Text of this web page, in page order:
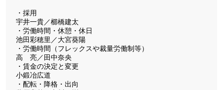
・採用
宇井一貴／櫛橋建太
・労働時間・休憩・休日
池田彩穂里／大宮葵陽
・労働時間（フレックスや裁量労働制等）
高 亮／田中奈央
・賃金の決定と変更
小鍛冶広道
・配転・降格・出向